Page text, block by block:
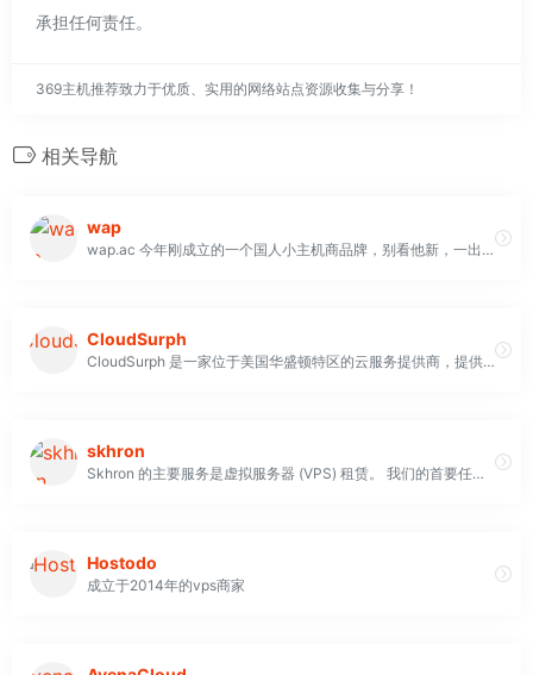
承担任何责任。
369主机推荐致力于优质、实用的网络站点资源收集与分享！
相关导航
wap
wap.ac 今年刚成立的一个国人小主机商品牌，别看他新，一出手就是$1/月的香港、日本 VPS，吸引了不少人
CloudSurph
CloudSurph 是一家位于美国华盛顿特区的云服务提供商，提供多种云服务，包括云 VPS 主机、独立主机、Windows 主机和共享主机等。其特色产品是仅需1美元起的 VPS，提供包括 Linux 和 Windows 在内的多种操作系统选择，并有不限流量、每日备份等服务。用户可以选择非托管或全托管服务。CloudSurph 还提供高达 1 TBP/s 的 DDoS 防护、全天候客户支持以及针对网站、电子邮件等迁移服务
skhron
Skhron 的主要服务是虚拟服务器 (VPS) 租赁。 我们的首要任务是为客户提供高质量和个性化的服务
Hostodo
成立于2014年的vps商家